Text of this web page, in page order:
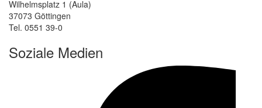
Wilhelmsplatz 1 (Aula)
37073 Göttingen
Tel. 0551 39-0
Soziale Medien